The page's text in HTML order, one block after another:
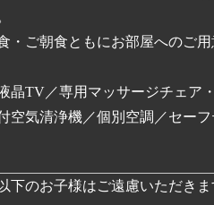
・ご朝食ともにお部屋へのご
晶TV／専用マッサージチェア
空気清浄機／個別空調／セー
下のお子様はご遠慮いただきま